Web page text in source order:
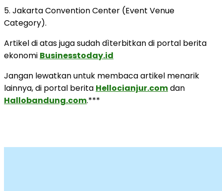
5. Jakarta Convention Center (Event Venue
Category).
Artikel di atas juga sudah dìterbitkan di portal berita
ekonomi Businesstoday.id
Jangan lewatkan untuk membaca artikel menarik
lainnya, di portal berita Hellocianjur.comdan
Hallobandung.com.***